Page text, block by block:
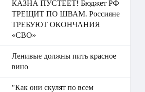
КАЗНА ПУСТЕЕТ! Бюджет РФ
ТРЕЩИТ ПО ШВАМ. Россияне
ТРЕБУЮТ ОКОНЧАНИЯ
«СВО»
Ленивые должны пить красное
вино
"Как они скулят по всем